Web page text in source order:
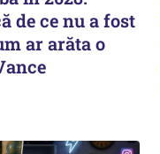
de ce nu a fost
ar arăta o